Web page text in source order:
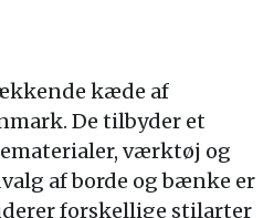
kæde af
De tilbyder et
værktøj og
af borde og bænke er
forskellige stilarter